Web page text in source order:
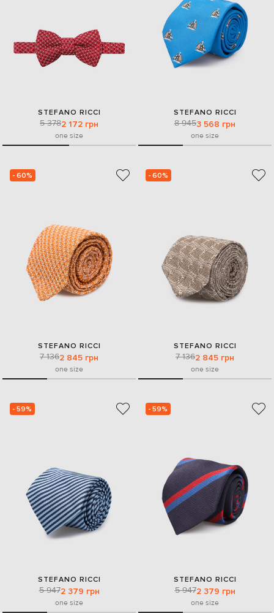
STEFANO RICCI
5 3782 172 грн
one size
STEFANO RICCI
8 9453 568 грн
one size
- 60%
STEFANO RICCI
7 1362 845 грн
one size
- 60%
STEFANO RICCI
7 1362 845 грн
one size
- 59%
STEFANO RICCI
5 9472 379 грн
one size
- 59%
STEFANO RICCI
5 9472 379 грн
one size